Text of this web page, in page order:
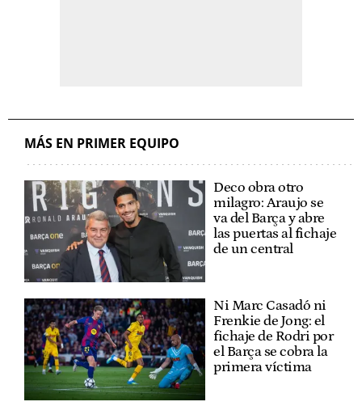
MÁS EN PRIMER EQUIPO
Deco obra otro
milagro: Araujo se
va del Barça y abre
las puertas al fichaje
de un central
Ni Marc Casadó ni
Frenkie de Jong: el
fichaje de Rodri por
el Barça se cobra la
primera víctima